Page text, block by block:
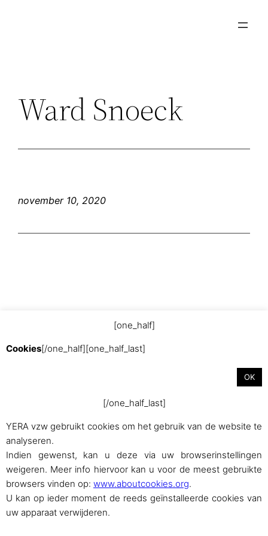
Ward Snoeck
november 10, 2020
[one_half]
Cookies[/one_half][one_half_last]
OK
[/one_half_last]
YERA vzw gebruikt cookies om het gebruik van de website te
analyseren.
Indien gewenst, kan u deze via uw browserinstellingen
weigeren. Meer info hiervoor kan u voor de meest gebruikte
browsers vinden op: www.aboutcookies.org.
U kan op ieder moment de reeds geïnstalleerde cookies van
uw apparaat verwijderen.